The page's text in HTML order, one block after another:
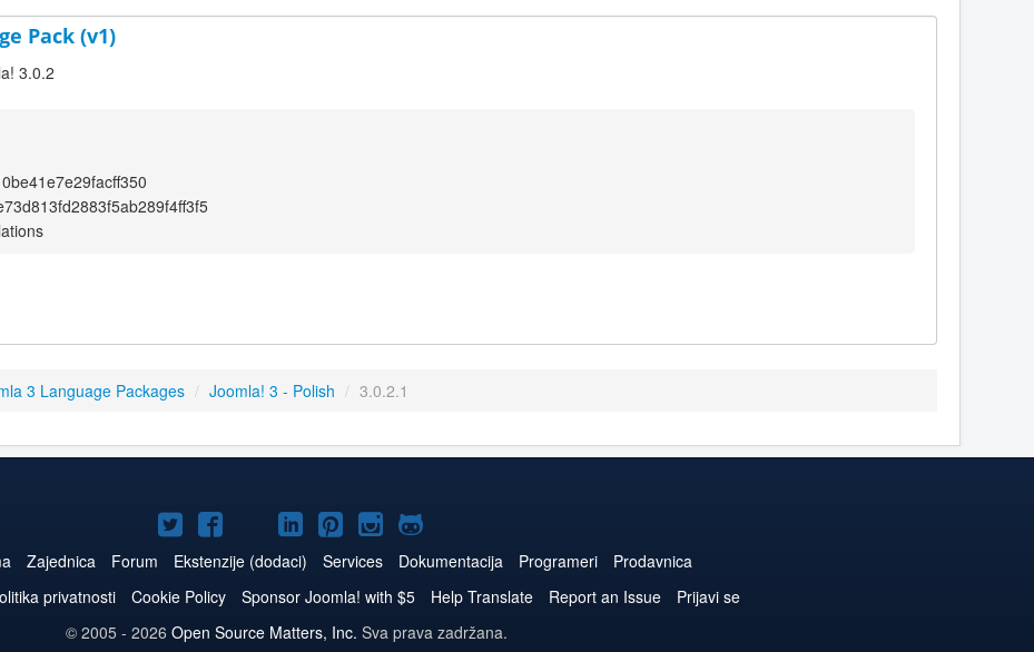
Pack (v1)
3.0.2
3 Language Packages / Joomla! 3 - Polish / 3.0.2.1
Joomla!
na
Twitteru
Joomla!
na
Facebooku
Joomla!
na
YouTube
Joomla!
naLinkedIn
Joomla!
na
Pinterest
Joomla!
na
Instagram
Joomla!
na
GitHub
Zajednica Forum Ekstenzije (dodaci) Services Dokumentacija Programeri
Prodavnica
privatnosti Cookie Policy Sponsor Joomla! with $5 Help Translate Report an Issue
Prijavi se
© 2005 - 2026 Open Source Matters, Inc. Sva prava zadržana.